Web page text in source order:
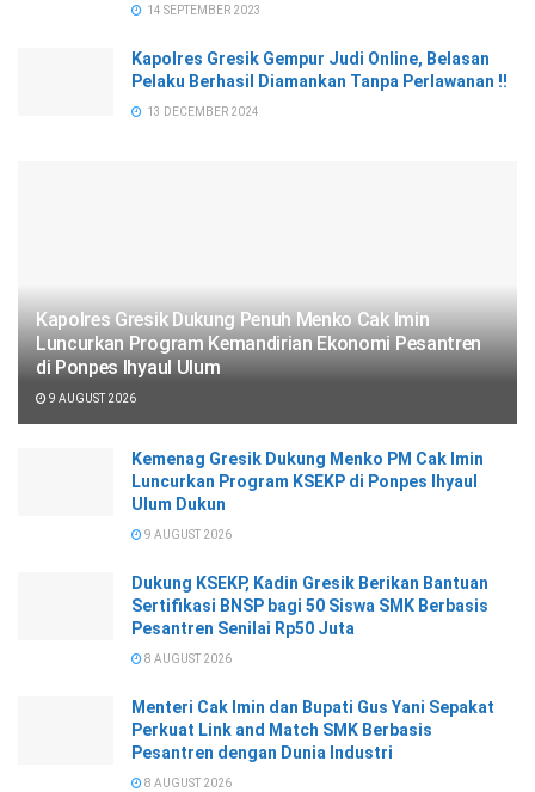
14 SEPTEMBER 2023
Kapolres Gresik Gempur Judi Online, Belasan
Pelaku Berhasil Diamankan Tanpa Perlawanan !!
13 DECEMBER 2024
Kapolres Gresik Dukung Penuh Menko Cak Imin
Luncurkan Program Kemandirian Ekonomi Pesantren
di Ponpes Ihyaul Ulum
9 AUGUST 2026
Kemenag Gresik Dukung Menko PM Cak Imin
Luncurkan Program KSEKP di Ponpes Ihyaul
Ulum Dukun
9 AUGUST 2026
Dukung KSEKP, Kadin Gresik Berikan Bantuan
Sertifikasi BNSP bagi 50 Siswa SMK Berbasis
Pesantren Senilai Rp50 Juta
8 AUGUST 2026
Menteri Cak Imin dan Bupati Gus Yani Sepakat
Perkuat Link and Match SMK Berbasis
Pesantren dengan Dunia Industri
8 AUGUST 2026